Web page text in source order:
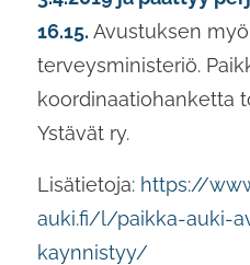
16.15. Avustuksen
terveysministeriö.
koordinaatiohanketta
Ystävät ry.
Lisätietoja: https://
auki.fi/l/paikka-auki-
kaynnistyy/